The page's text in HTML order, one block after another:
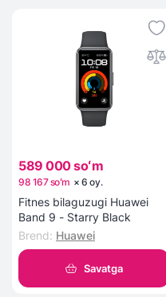
589 000 soʻm
98 167 soʻm ×6 oy.
Fitnes bilaguzugi Huawei
Band 9 - Starry Black
Brend: Huawei
Savatga